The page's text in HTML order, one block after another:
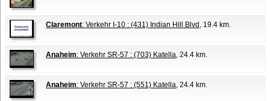
Claremont: Verkehr I-10 : (431) Indian Hill Blvd , 19.4 km.
Anaheim: Verkehr SR-57 : (703) Katella, 24.4 km.
Anaheim: Verkehr SR-57 : (551) Katella, 24.4 km.